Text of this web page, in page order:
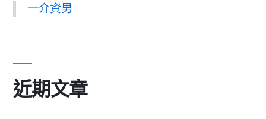
一介資男
近期文章